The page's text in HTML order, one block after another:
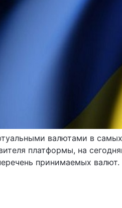
валютами в
платформы, на
принимаемых